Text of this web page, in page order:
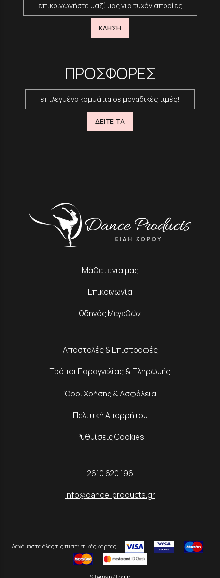
επικοινωνήστε μαζί μας για τυχόν απορίες
ΚΛΗΣΗ
ΠΡΟΣΦΟΡΕΣ
επιλεγμένα κομμάτια σε μοναδικές τιμές!
ΔΕΙΤΕ ΤΑ
Μάθετε για μας
Επικοινωνία
Οδηγός Μεγεθών
Αποστολές & Επιστροφές
Τρόποι Παραγγελίας & Πληρωμής
Όροι Χρήσης & Ασφάλεια
Πολιτική Απορρήτου
Ρυθμίσεις Cookies
2610 620 196
info@dance-products.gr
Δεχόμαστε όλες τις πιστωτικές κάρτες: